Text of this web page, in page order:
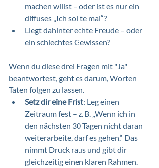
machen willst – oder ist es nur ein
diffuses „Ich sollte mal“?
Liegt dahinter echte Freude – oder
ein schlechtes Gewissen?
Wenn du diese drei Fragen mit "Ja"
beantwortest, geht es darum, Worten
Taten folgen zu lassen.
Setz dir eine Frist: Leg einen
Zeitraum fest – z. B. „Wenn ich in
den nächsten 30 Tagen nicht daran
weiterarbeite, darf es gehen.“ Das
nimmt Druck raus und gibt dir
gleichzeitig einen klaren Rahmen.